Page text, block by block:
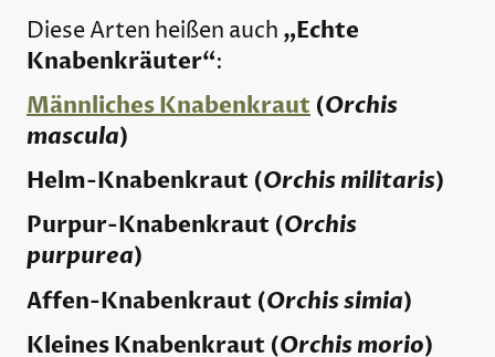
Diese Arten heißen auch „Echte
Knabenkräuter“:
Männliches Knabenkraut (Orchis
mascula)
Helm-Knabenkraut (Orchis militaris)
Purpur-Knabenkraut (Orchis
purpurea)
Affen-Knabenkraut (Orchis simia)
Kleines Knabenkraut (Orchis morio)